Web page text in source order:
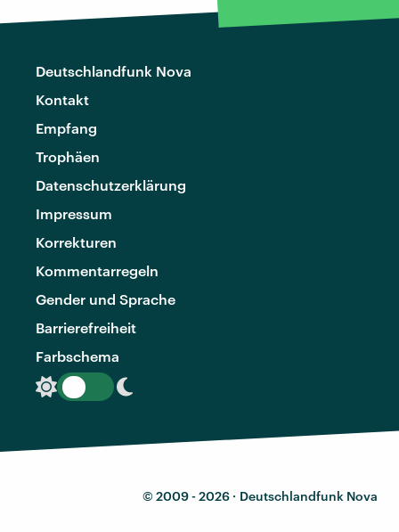
Deutschlandfunk Nova
Kontakt
Empfang
Trophäen
Datenschutzerklärung
Impressum
Korrekturen
Kommentarregeln
Gender und Sprache
Barrierefreiheit
Farbschema
© 2009 - 2026 · Deutschlandfunk Nova